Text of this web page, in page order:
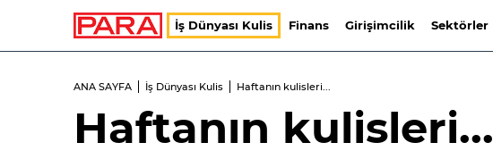
İş Dünyası Kulis Finans Girişimcilik Sektörler
ANA SAYFA İş Dünyası Kulis Haftanın kulisleri...
Haftanın kulisleri...